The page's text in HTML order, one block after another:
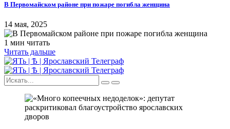
В Первомайском районе при пожаре погибла женщина
14 мая, 2025
1 мин читать
Читать дальше